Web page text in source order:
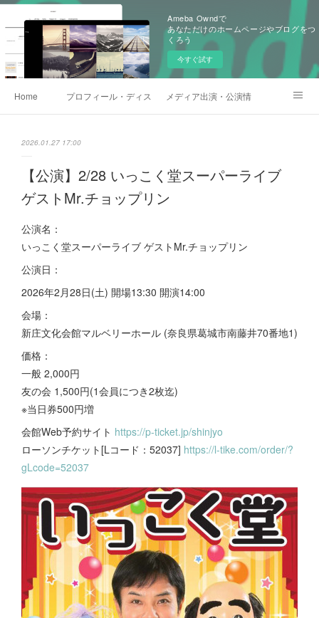
Ameba Owndで
あなただけのホームページやブログをつ
くろう
今すぐ試す
Home プロフィール・ディスコグラフィーメディア出演・公演情報
2026.01.27 17:00
【公演】2/28 いっこく堂スーパーライブ
ゲストMr.チョップリン
公演名：
いっこく堂スーパーライブ ゲストMr.チョップリン
公演日：
2026年2月28日(土) 開場13:30 開演14:00
会場：
新庄文化会館マルベリーホール (奈良県葛城市南藤井70番地1)
価格：
一般 2,000円
友の会 1,500円(1会員につき2枚迄)
※当日券500円増
会館Web予約サイト https://p-ticket.jp/shinjyo
ローソンチケット[Lコード：52037] https://l-tike.com/order/?
gLcode=52037